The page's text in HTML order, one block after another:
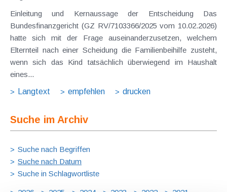
Einleitung und Kernaussage der Entscheidung Das
Bundesfinanzgericht (GZ RV/7103366/2025 vom 10.02.2026)
hatte sich mit der Frage auseinanderzusetzen, welchem
Elternteil nach einer Scheidung die Familienbeihilfe zusteht,
wenn sich das Kind tatsächlich überwiegend im Haushalt
eines...
Langtext
empfehlen drucken
Suche im Archiv
Suche nach Begriffen
Suche nach Datum
Suche in Schlagwortliste